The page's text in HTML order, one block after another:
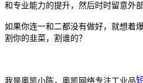
和专业能力的提升，然后时时留意外部
如果你连一和二都没有做好，就想着
割你的韭菜，割谁的？
我是奥凯小陈，奥凯网络专注工业品